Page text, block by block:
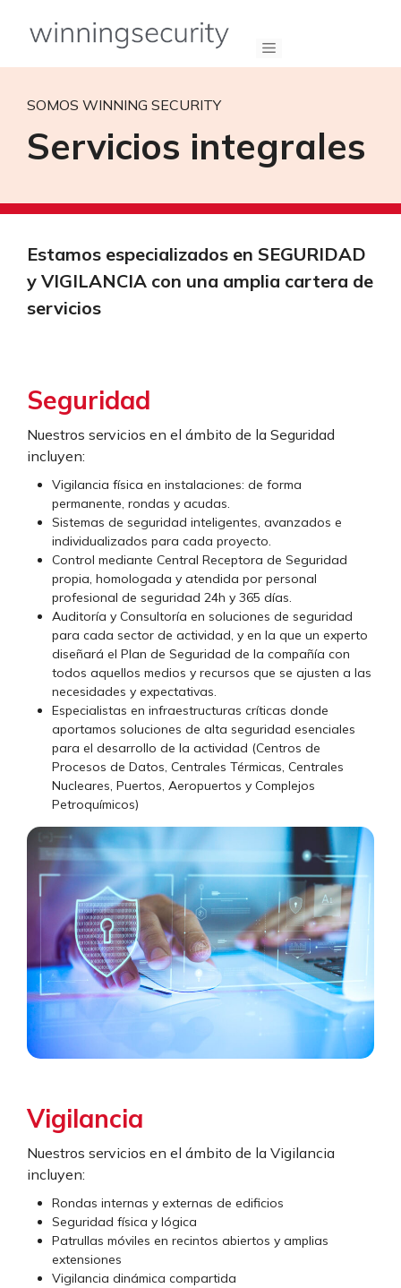
Menú
SOMOS WINNING SECURITY
Servicios integrales
Estamos especializados en SEGURIDAD
y VIGILANCIA con una amplia cartera de
servicios
Seguridad
Nuestros servicios en el ámbito de la Seguridad
incluyen:
Vigilancia física en instalaciones: de forma
permanente, rondas y acudas.
Sistemas de seguridad inteligentes, avanzados e
individualizados para cada proyecto.
Control mediante Central Receptora de Seguridad
propia, homologada y atendida por personal
profesional de seguridad 24h y 365 días.
Auditoría y Consultoría en soluciones de seguridad
para cada sector de actividad, y en la que un experto
diseñará el Plan de Seguridad de la compañía con
todos aquellos medios y recursos que se ajusten a las
necesidades y expectativas.
Especialistas en infraestructuras críticas donde
aportamos soluciones de alta seguridad esenciales
para el desarrollo de la actividad (Centros de
Procesos de Datos, Centrales Térmicas, Centrales
Nucleares, Puertos, Aeropuertos y Complejos
Petroquímicos)
Vigilancia
Nuestros servicios en el ámbito de la Vigilancia
incluyen:
Rondas internas y externas de edificios
Seguridad física y lógica
Patrullas móviles en recintos abiertos y amplias
extensiones
Vigilancia dinámica compartida